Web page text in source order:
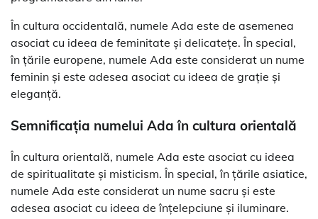
În cultura occidentală, numele Ada este de asemenea
asociat cu ideea de feminitate și delicatețe. În special,
în țările europene, numele Ada este considerat un nume
feminin și este adesea asociat cu ideea de grație și
eleganță.
Semnificația numelui Ada în cultura orientală
În cultura orientală, numele Ada este asociat cu ideea
de spiritualitate și misticism. În special, în țările asiatice,
numele Ada este considerat un nume sacru și este
adesea asociat cu ideea de înțelepciune și iluminare.